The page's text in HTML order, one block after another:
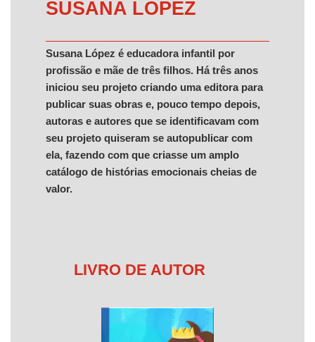
SUSANA LÓPEZ
Susana López é educadora infantil por
profissão e mãe de três filhos. Há três anos
iniciou seu projeto criando uma editora para
publicar suas obras e, pouco tempo depois,
autoras e autores que se identificavam com
seu projeto quiseram se autopublicar com
ela, fazendo com que criasse um amplo
catálogo de histórias emocionais cheias de
valor.
LIVRO DE AUTOR